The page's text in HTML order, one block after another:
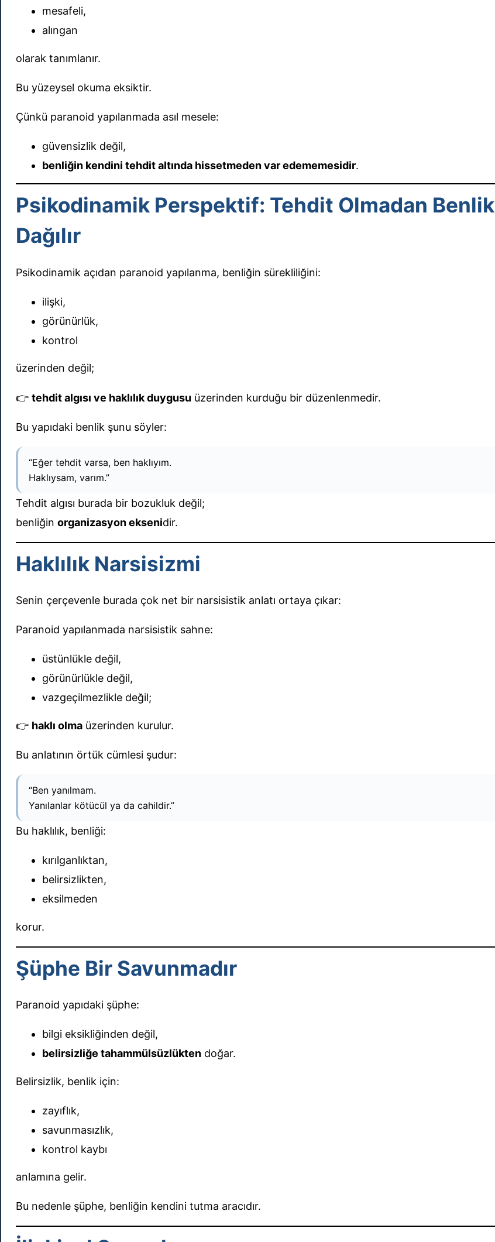
mesafeli,
alıngan
olarak tanımlanır.
Bu yüzeysel okuma eksiktir.
Çünkü paranoid yapılanmada asıl mesele:
güvensizlik değil,
benliğin kendini tehdit altında hissetmeden var edememesidir.
Psikodinamik Perspektif: Tehdit Olmadan Benlik
Dağılır
Psikodinamik açıdan paranoid yapılanma, benliğin sürekliliğini:
ilişki,
görünürlük,
kontrol
üzerinden değil;
👉 tehdit algısı ve haklılık duygusu üzerinden kurduğu bir düzenlenmedir.
Bu yapıdaki benlik şunu söyler:
“Eğer tehdit varsa, ben haklıyım.
Haklıysam, varım.”
Tehdit algısı burada bir bozukluk değil;
benliğin organizasyon eksenidir.
Haklılık Narsisizmi
Senin çerçevenle burada çok net bir narsisistik anlatı ortaya çıkar:
Paranoid yapılanmada narsisistik sahne:
üstünlükle değil,
görünürlükle değil,
vazgeçilmezlikle değil;
👉 haklı olma üzerinden kurulur.
Bu anlatının örtük cümlesi şudur:
“Ben yanılmam.
Yanılanlar kötücül ya da cahildir.”
Bu haklılık, benliği:
kırılganlıktan,
belirsizlikten,
eksilmeden
korur.
Şüphe Bir Savunmadır
Paranoid yapıdaki şüphe:
bilgi eksikliğinden değil,
belirsizliğe tahammülsüzlükten doğar.
Belirsizlik, benlik için:
zayıflık,
savunmasızlık,
kontrol kaybı
anlamına gelir.
Bu nedenle şüphe, benliğin kendini tutma aracıdır.